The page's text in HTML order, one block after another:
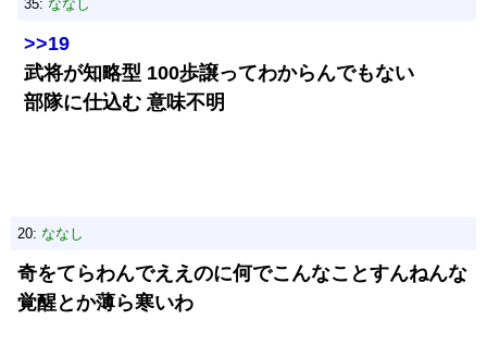
35: ななし
>>19
武将が知略型 100歩譲ってわからんでもない
部隊に仕込む 意味不明
20: ななし
奇をてらわんでええのに何でこんなことすんねんな
覚醒とか薄ら寒いわ